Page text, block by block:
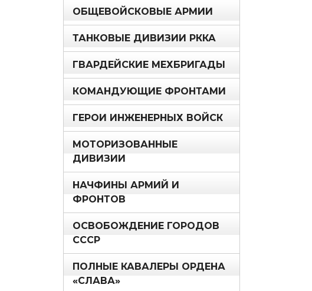
ОБЩЕВОЙСКОВЫЕ АРМИИ
ТАНКОВЫЕ ДИВИЗИИ РККА
ГВАРДЕЙСКИЕ МЕХБРИГАДЫ
КОМАНДУЮЩИЕ ФРОНТАМИ
ГЕРОИ ИНЖЕНЕРНЫХ ВОЙСК
МОТОРИЗОВАННЫЕ
ДИВИЗИИ
НАЧФИНЫ АРМИЙ И
ФРОНТОВ
ОСВОБОЖДЕНИЕ ГОРОДОВ
СССР
ПОЛНЫЕ КАВАЛЕРЫ ОРДЕНА
«СЛАВА»